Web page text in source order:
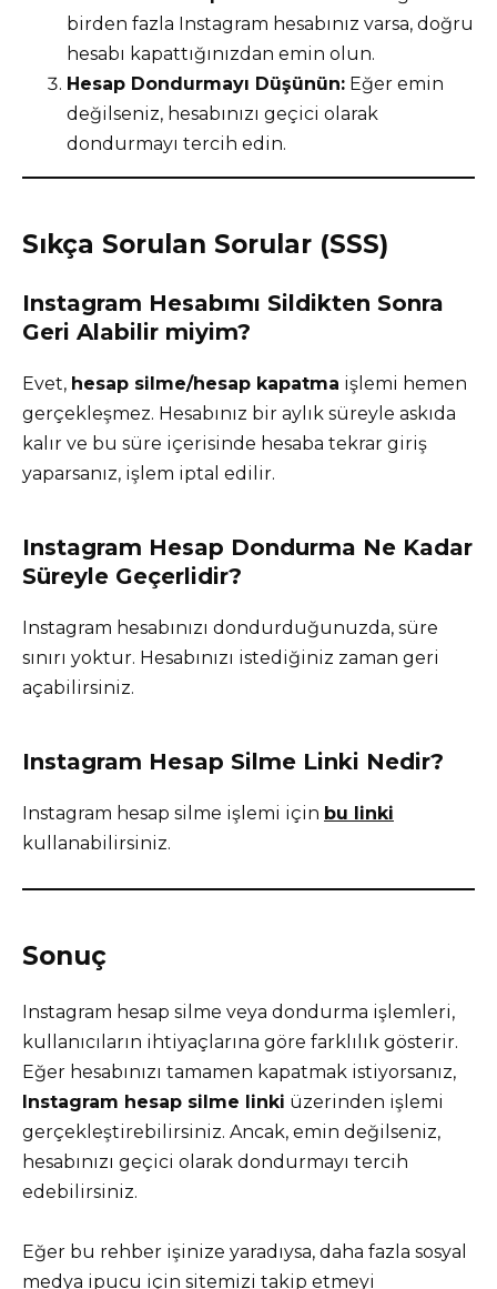
birden fazla Instagram hesabınız varsa, doğru
hesabı kapattığınızdan emin olun.
Hesap Dondurmayı Düşünün: Eğer emin
değilseniz, hesabınızı geçici olarak
dondurmayı tercih edin.
Sıkça Sorulan Sorular (SSS)
Instagram Hesabımı Sildikten Sonra
Geri Alabilir miyim?
Evet, hesap silme/hesap kapatma işlemi hemen
gerçekleşmez. Hesabınız bir aylık süreyle askıda
kalır ve bu süre içerisinde hesaba tekrar giriş
yaparsanız, işlem iptal edilir.
Instagram Hesap Dondurma Ne Kadar
Süreyle Geçerlidir?
Instagram hesabınızı dondurduğunuzda, süre
sınırı yoktur. Hesabınızı istediğiniz zaman geri
açabilirsiniz.
Instagram Hesap Silme Linki Nedir?
Instagram hesap silme işlemi için bu linki
kullanabilirsiniz.
Sonuç
Instagram hesap silme veya dondurma işlemleri,
kullanıcıların ihtiyaçlarına göre farklılık gösterir.
Eğer hesabınızı tamamen kapatmak istiyorsanız,
Instagram hesap silme linki üzerinden işlemi
gerçekleştirebilirsiniz. Ancak, emin değilseniz,
hesabınızı geçici olarak dondurmayı tercih
edebilirsiniz.
Eğer bu rehber işinize yaradıysa, daha fazla sosyal
medya ipucu için sitemizi takip etmeyi